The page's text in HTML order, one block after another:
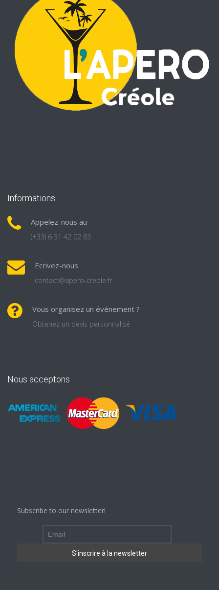
Informations
Appelez-nous au
(+33) 6 31 42 02 83
Ecrivez-nous
contact@apero-creole.fr
Vous organisez un événement ?
Obtenez un devis personnalisé
Nous acceptons
Subscribe to our newsletter!